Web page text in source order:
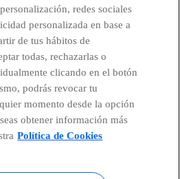
redes sociales
personalizada en base a
de tus hábitos de
todas, rechazarlas o
clicando en el botón
podrás revocar tu
momento desde la opción
obtener información más
Política de Cookies